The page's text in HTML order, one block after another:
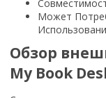
Может
Обзор
My Book